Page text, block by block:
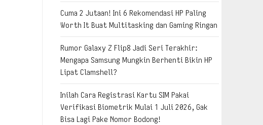
Cuma 2 Jutaan! Ini 6 Rekomendasi HP Paling
Worth It Buat Multitasking dan Gaming Ringan
Rumor Galaxy Z Flip8 Jadi Seri Terakhir:
Mengapa Samsung Mungkin Berhenti Bikin HP
Lipat Clamshell?
Inilah Cara Registrasi Kartu SIM Pakai
Verifikasi Biometrik Mulai 1 Juli 2026, Gak
Bisa Lagi Pake Nomor Bodong!